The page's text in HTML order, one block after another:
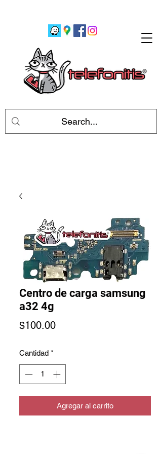
Centro de carga samsung
a32 4g
$100.00Precio
Cantidad *
Agregar al carrito